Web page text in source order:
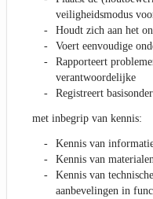
veiligheidsmodus
Houdt zich aan het
Voert eenvoudige
Rapporteert
verantwoordelijke
Registreert
met inbegrip van kennis:
Kennis van
Kennis van
Kennis van
aanbevelingen in